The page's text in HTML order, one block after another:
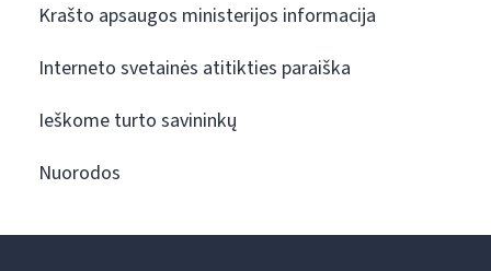
Krašto apsaugos ministerijos informacija
Interneto svetainės atitikties paraiška
Ieškome turto savininkų
Nuorodos